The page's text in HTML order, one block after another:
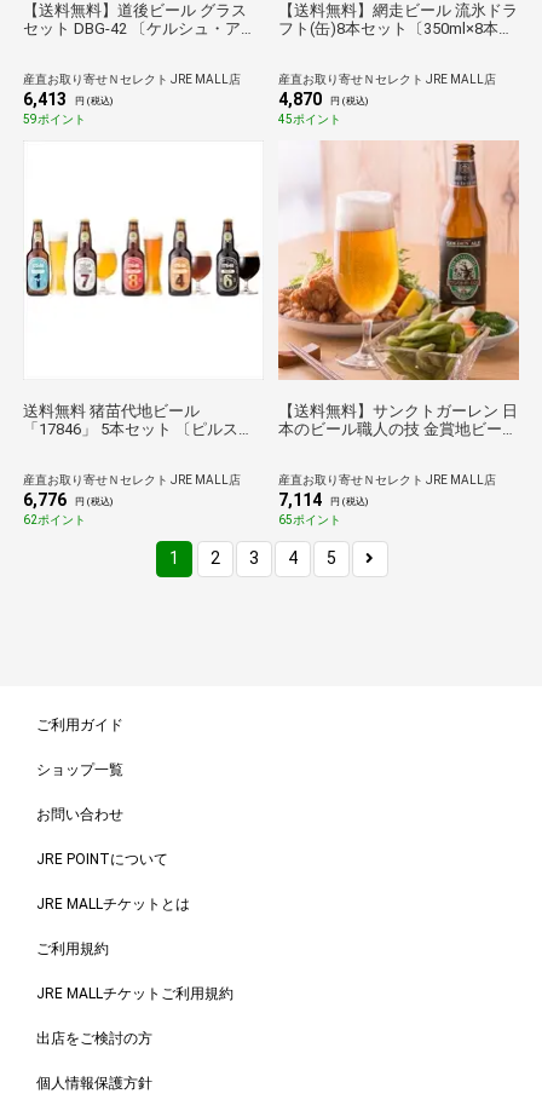
【送料無料】道後ビール グラス
セット DBG-42 〔ケルシュ・アル
愛媛 道後温泉 地ビール 水口酒造
産直お取り寄せＮセレクト JRE MALL店
6,413 円 (税込)
59ポイント
【送料無料】網走ビール 流氷ドラ
フト(缶)8本セット〔350ml×8本〕
産直お取り寄せＮセレクト JRE MALL店
4,870 円 (税込)
45ポイント
送料無料 猪苗代地ビール
「17846」 5本セット 〔ピルスナ
ン・ラオホ各330ml〕 ビール【北
海道・九州・沖縄・離島 お届け不
可】
産直お取り寄せＮセレクト JRE MALL店
6,776 円 (税込)
62ポイント
【送料無料】サンクトガーレン 日
本のビール職人の技 金賞地ビール
産直お取り寄せＮセレクト JRE MALL店
7,114 円 (税込)
65ポイント
1 2 3 4 5
ご利用ガイド
ショップ一覧
お問い合わせ
JRE POINTについて
JRE MALLチケットとは
ご利用規約
JRE MALLチケットご利用規約
出店をご検討の方
個人情報保護方針